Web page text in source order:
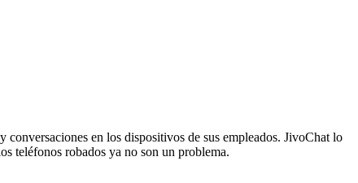
en los dispositivos de sus empleados. JivoChat lo
teléfonos robados ya no son un problema.